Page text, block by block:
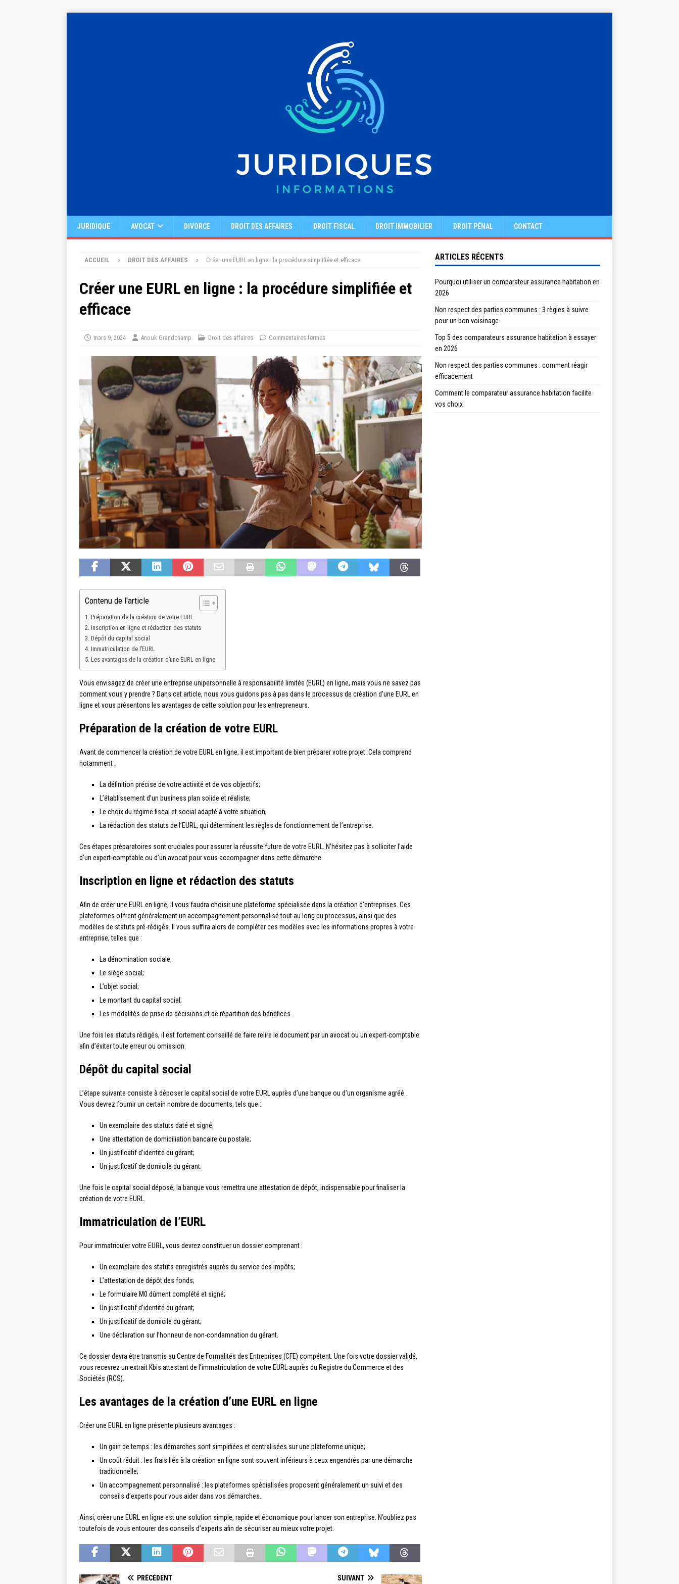
JURIDIQUE AVOCAT DIVORCE DROIT DES AFFAIRES DROIT FISCAL DROIT IMMOBILIER DROIT PÉNAL CONTACT
ACCUEIL DROIT DES AFFAIRES Créer une EURL en ligne : la procédure simplifiée et efficace
Créer une EURL en ligne : la procédure simplifiée et
efficace
mars 9, 2024 Anouk Grandchamp Droit des affaires Commentaires fermés
Contenu de l'article
Préparation de la création de votre EURL
Inscription en ligne et rédaction des statuts
Dépôt du capital social
Immatriculation de l’EURL
Les avantages de la création d’une EURL en ligne
Vous envisagez de créer une entreprise unipersonnelle à responsabilité limitée (EURL) en ligne, mais vous ne savez pas
comment vous y prendre ? Dans cet article, nous vous guidons pas à pas dans le processus de création d’une EURL en
ligne et vous présentons les avantages de cette solution pour les entrepreneurs.
Préparation de la création de votre EURL
Avant de commencer la création de votre EURL en ligne, il est important de bien préparer votre projet. Cela comprend
notamment :
La définition précise de votre activité et de vos objectifs;
L’établissement d’un business plan solide et réaliste;
Le choix du régime fiscal et social adapté à votre situation;
La rédaction des statuts de l’EURL, qui déterminent les règles de fonctionnement de l’entreprise.
Ces étapes préparatoires sont cruciales pour assurer la réussite future de votre EURL. N’hésitez pas à solliciter l’aide
d’un expert-comptable ou d’un avocat pour vous accompagner dans cette démarche.
Inscription en ligne et rédaction des statuts
Afin de créer une EURL en ligne, il vous faudra choisir une plateforme spécialisée dans la création d’entreprises. Ces
plateformes offrent généralement un accompagnement personnalisé tout au long du processus, ainsi que des
modèles de statuts pré-rédigés. Il vous suffira alors de compléter ces modèles avec les informations propres à votre
entreprise, telles que :
La dénomination sociale;
Le siège social;
L’objet social;
Le montant du capital social;
Les modalités de prise de décisions et de répartition des bénéfices.
Une fois les statuts rédigés, il est fortement conseillé de faire relire le document par un avocat ou un expert-comptable
afin d’éviter toute erreur ou omission.
Dépôt du capital social
L’étape suivante consiste à déposer le capital social de votre EURL auprès d’une banque ou d’un organisme agréé.
Vous devrez fournir un certain nombre de documents, tels que :
Un exemplaire des statuts daté et signé;
Une attestation de domiciliation bancaire ou postale;
Un justificatif d’identité du gérant;
Un justificatif de domicile du gérant.
Une fois le capital social déposé, la banque vous remettra une attestation de dépôt, indispensable pour finaliser la
création de votre EURL.
Immatriculation de l’EURL
Pour immatriculer votre EURL, vous devrez constituer un dossier comprenant :
Un exemplaire des statuts enregistrés auprès du service des impôts;
L’attestation de dépôt des fonds;
Le formulaire M0 dûment complété et signé;
Un justificatif d’identité du gérant;
Un justificatif de domicile du gérant;
Une déclaration sur l’honneur de non-condamnation du gérant.
Ce dossier devra être transmis au Centre de Formalités des Entreprises (CFE) compétent. Une fois votre dossier validé,
vous recevrez un extrait Kbis attestant de l’immatriculation de votre EURL auprès du Registre du Commerce et des
Sociétés (RCS).
Les avantages de la création d’une EURL en ligne
Créer une EURL en ligne présente plusieurs avantages :
Un gain de temps : les démarches sont simplifiées et centralisées sur une plateforme unique;
Un coût réduit : les frais liés à la création en ligne sont souvent inférieurs à ceux engendrés par une démarche
traditionnelle;
Un accompagnement personnalisé : les plateformes spécialisées proposent généralement un suivi et des
conseils d’experts pour vous aider dans vos démarches.
Ainsi, créer une EURL en ligne est une solution simple, rapide et économique pour lancer son entreprise. N’oubliez pas
toutefois de vous entourer des conseils d’experts afin de sécuriser au mieux votre projet.
PRÉCÉDENT SUIVANT
ARTICLES RÉCENTS
Pourquoi utiliser un comparateur assurance habitation en
2026
Non respect des parties communes : 3 règles à suivre
pour un bon voisinage
Top 5 des comparateurs assurance habitation à essayer
en 2026
Non respect des parties communes : comment réagir
efficacement
Comment le comparateur assurance habitation facilite
vos choix